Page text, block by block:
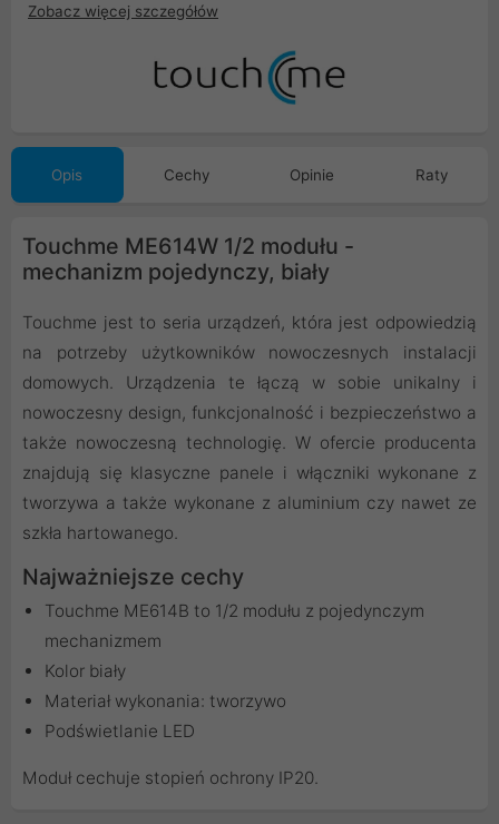
Zobacz więcej szczegółów
Opis Cechy Opinie Raty
Touchme ME614W 1/2 modułu -
mechanizm pojedynczy, biały
Touchme jest to seria urządzeń, która jest odpowiedzią
na potrzeby użytkowników nowoczesnych instalacji
domowych. Urządzenia te łączą w sobie unikalny i
nowoczesny design, funkcjonalność i bezpieczeństwo a
także nowoczesną technologię. W ofercie producenta
znajdują się klasyczne panele i włączniki wykonane z
tworzywa a także wykonane z aluminium czy nawet ze
szkła hartowanego.
Najważniejsze cechy
Touchme ME614B to 1/2 modułu z pojedynczym
mechanizmem
Kolor biały
Materiał wykonania: tworzywo
Podświetlanie LED
Moduł cechuje stopień ochrony IP20.